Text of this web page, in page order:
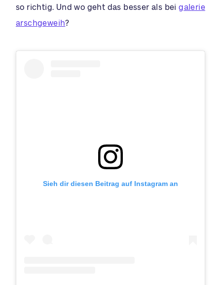
so richtig. Und wo geht das besser als beigalerie
arschgeweih?
Sieh dir diesen Beitrag auf Instagram an